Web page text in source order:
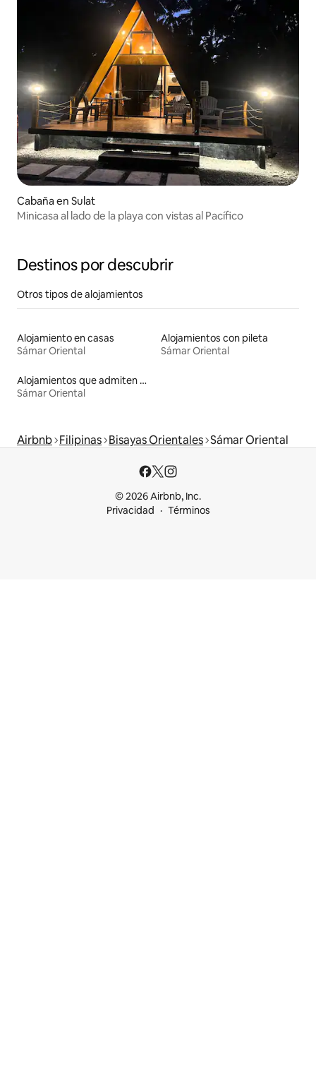
Cabaña en Sulat
Minicasa al lado de la playa con vistas al Pacífico
Destinos por descubrir
Otros tipos de alojamientos
Alojamiento en casas
Sámar Oriental
Alojamientos con pileta
Sámar Oriental
Alojamientos que admiten mascotas
Sámar Oriental
Airbnb Filipinas Bisayas Orientales Sámar Oriental
© 2026 Airbnb, Inc.
Privacidad
Términos